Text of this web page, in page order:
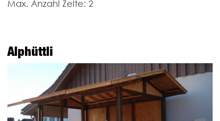
Max. Anzahl Zelte: 2
Alphüttli